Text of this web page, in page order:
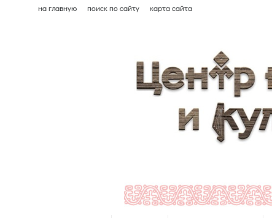
на главную поиск по сайту карта сайта